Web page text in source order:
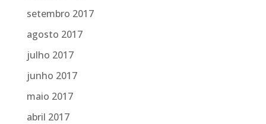
setembro 2017
agosto 2017
julho 2017
junho 2017
maio 2017
abril 2017